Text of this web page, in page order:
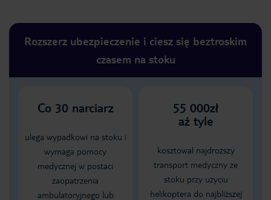
Rozszerz ubezpieczenie i ciesz się beztroskim
czasem na stoku
Co 30 narciarz
ulega wypadkowi na stoku i
wymaga pomocy
medycznej w postaci
zaopatrzenia
ambulatoryjnego lub
55 000zł
aż tyle
kosztował najdroższy
transport medyczny ze
stoku przy użyciu
helikoptera do najbliższej